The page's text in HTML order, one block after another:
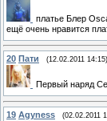
платье Блер
ещё очень нравится
20 Пати (12.02.2011 14:15)
Первый наряд
19 Agyness (02.02.2011